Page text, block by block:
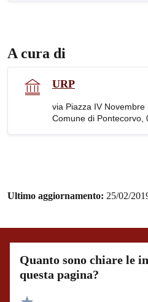
A cura di
URP
via Piazza IV Novembre
Comune di Pontecorvo,
Ultimo aggiornamento: 25/02/
Quanto sono chiare le
questa pagina?